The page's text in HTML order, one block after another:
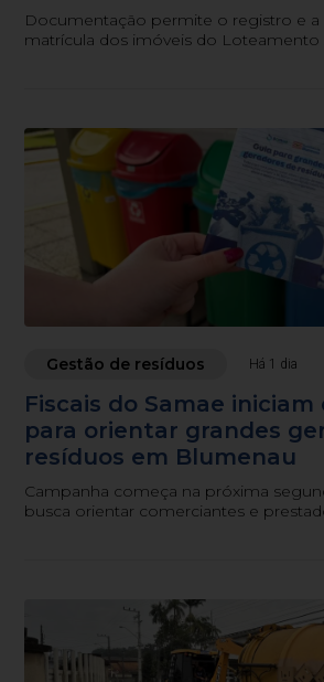
Documentação permite o registro e a
matrícula dos imóveis do Loteamento
Gestão de resíduos Há 1 dia
Fiscais do Samae
para orientar grandes
resíduos em Blumenau
Campanha começa na próxima
busca orientar comerciantes e